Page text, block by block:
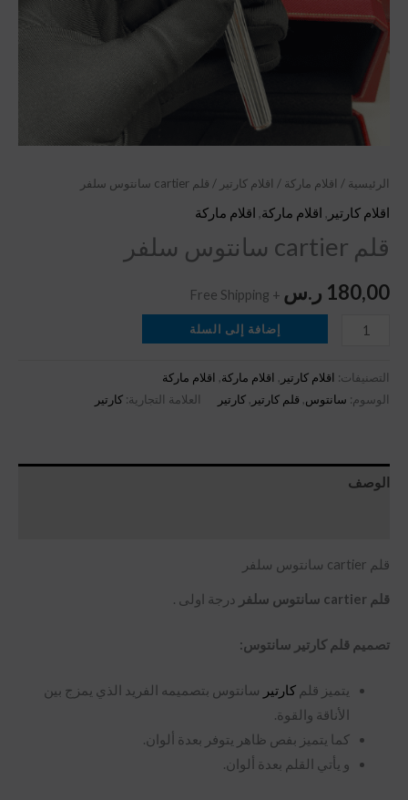
الرئيسية / اقلام ماركة / اقلام كارتير / قلم cartier سانتوس سلفر
اقلام كارتير اقلام ماركة اقلام ماركة
قلم cartier سانتوس سلفر
180,00 ر.س + Free Shipping
إضافة إلى السلة
التصنيفات: اقلام كارتير , اقلام ماركة, اقلام ماركة
الوسوم: سانتوس, قلم كارتير , كارتير العلامة التجارية: كارتير
الوصف
قلم cartier سانتوس سلفر
قلم cartier سانتوس سلفر درجة اولى .
تصميم قلم كارتير سانتوس:
يتميز قلم كارتير سانتوس بتصميمه الفريد الذي يمزج بين
الأناقة والقوة.
كما يتميز بفص ظاهر يتوفر بعدة ألوان.
و يأتي القلم بعدة ألوان.